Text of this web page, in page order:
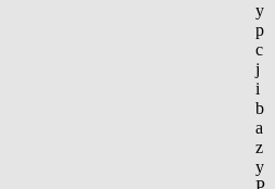
y
p
c
j
i
b
a
z
y